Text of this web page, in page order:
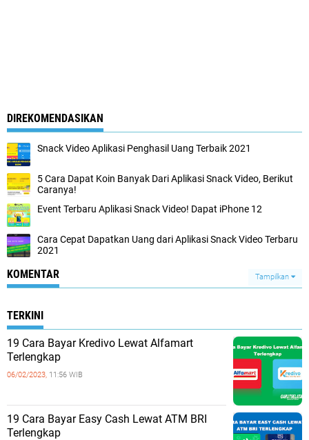
DIREKOMENDASIKAN
Snack Video Aplikasi Penghasil Uang Terbaik 2021
5 Cara Dapat Koin Banyak Dari Aplikasi Snack Video, Berikut
Caranya!
Event Terbaru Aplikasi Snack Video! Dapat iPhone 12
Cara Cepat Dapatkan Uang dari Aplikasi Snack Video Terbaru
2021
KOMENTAR Tampilkan
TERKINI
19 Cara Bayar Kredivo Lewat Alfamart
Terlengkap
06/02/2023, 11:56 WIB
19 Cara Bayar Easy Cash Lewat ATM BRI
Terlengkap